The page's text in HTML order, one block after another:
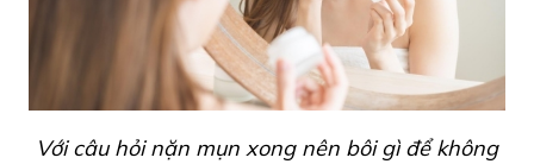
Với câu hỏi nặn mụn xong nên bôi gì để không